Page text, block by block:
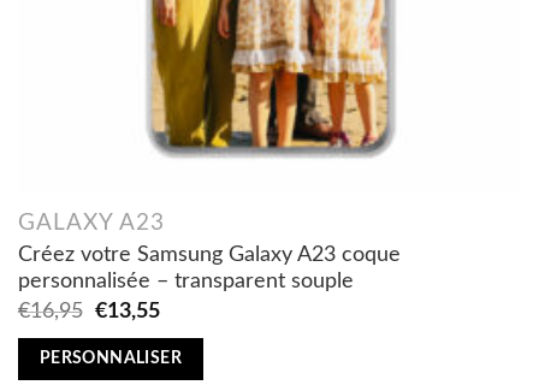
GALAXY A23
Créez votre Samsung Galaxy A23 coque
personnalisée – transparent souple
€16,95
Original
was:
€13,55Current
is:
PERSONNALISER